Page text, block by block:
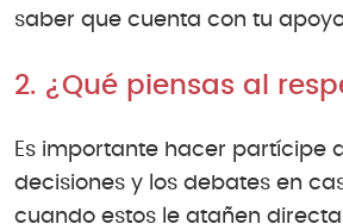
saber que cuenta con tu
2. ¿Qué piensas al
Es importante hacer partícipe
decisiones y los debates en
cuando estos le atañen